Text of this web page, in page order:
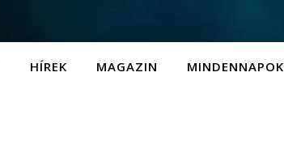
HÍREK MAGAZIN MINDENNAPOK